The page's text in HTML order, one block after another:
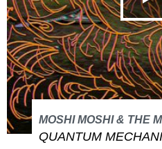
MOSHI MOSHI & THE
QUANTUM